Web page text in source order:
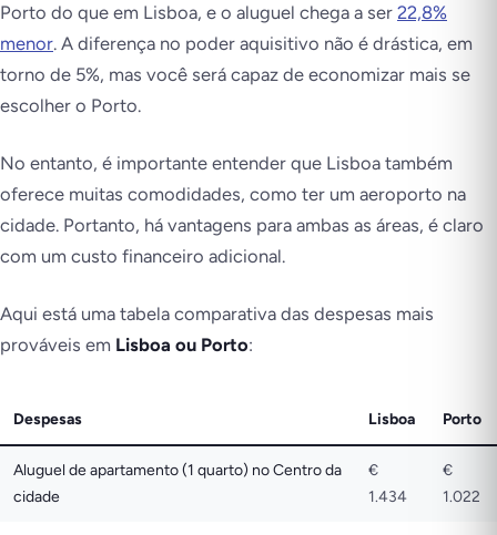
Porto do que em Lisboa, e o aluguel chega a ser 22,8%
menor. A diferença no poder aquisitivo não é drástica, em
torno de 5%, mas você será capaz de economizar mais se
escolher o Porto.
No entanto, é importante entender que Lisboa também
oferece muitas comodidades, como ter um aeroporto na
cidade. Portanto, há vantagens para ambas as áreas, é claro
com um custo financeiro adicional.
Aqui está uma tabela comparativa das despesas mais
prováveis em Lisboa ou Porto:
Despesas Lisboa Porto
Aluguel de apartamento (1 quarto) no Centro da
cidade
€
1.434
€
1.022